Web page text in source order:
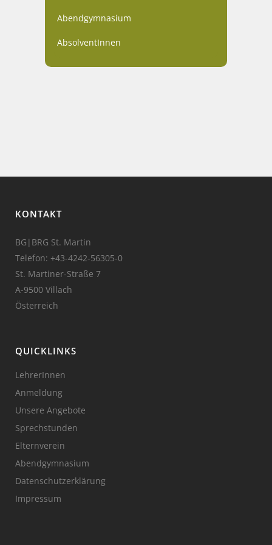
Abendgymnasium
AbsolventInnen
KONTAKT
BG|BRG St. Martin
Telefon: +43-4242-56305-0
St. Martiner-Straße 7
A-9500 Villach
Österreich
QUICKLINKS
LehrerInnen
Anmeldung
Unsere Angebote
Sprechstunden
Elternverein
Abendgymnasium
Datenschutzerklärung
Impressum